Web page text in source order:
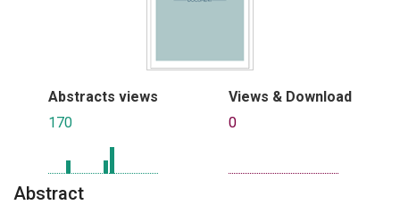
Abstracts views
170
Views & Download
0
Abstract